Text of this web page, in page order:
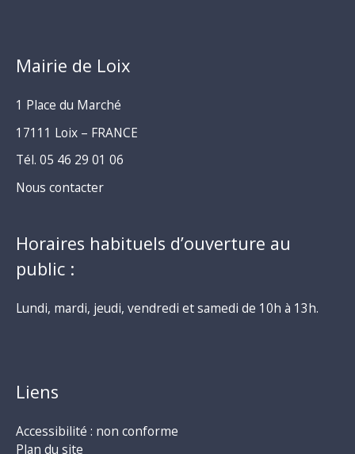
Mairie de Loix
1 Place du Marché
17111 Loix – FRANCE
Tél. 05 46 29 01 06
Nous contacter
Horaires habituels d’ouverture au
public :
Lundi, mardi, jeudi, vendredi et samedi de 10h à 13h.
Liens
Accessibilité : non conforme
Plan du site